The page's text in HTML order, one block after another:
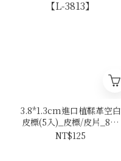
3.8*1.3cm進口植鞣革空白
皮標(5入)_皮標/皮片_8色
【L-3813】
NT$125